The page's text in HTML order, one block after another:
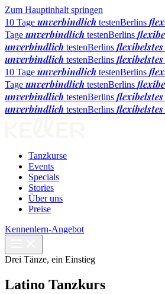
Zum Hauptinhalt springen
10 Tage unverbindlich testenBerlins
Tage unverbindlich testenBerlins
unverbindlich testenBerlins flexibelstes
unverbindlich testenBerlins flexibelstes
10 Tage unverbindlich testenBerlins
Tage unverbindlich testenBerlins
unverbindlich testenBerlins flexibelstes
unverbindlich testenBerlins flexibelstes
Tanzkurse
Events
Specials
Stories
Über uns
Preise
Kennenlern-Angebot
Drei Tänze, ein Einstieg
Latino Tanzkurs